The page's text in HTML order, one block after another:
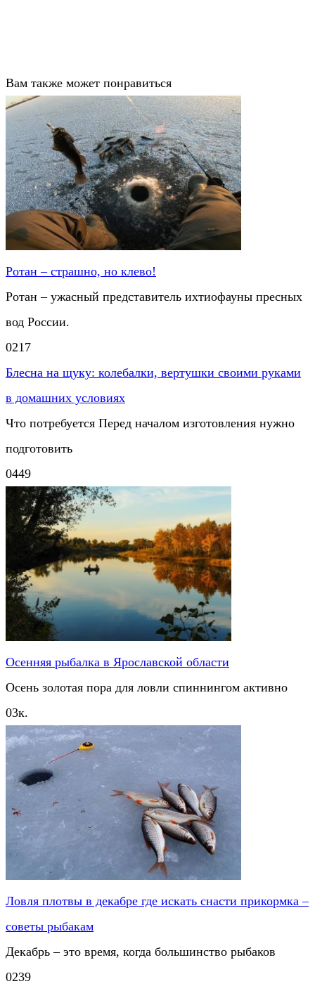
Вам также может понравиться
Ротан – страшно, но клево!
Ротан – ужасный представитель ихтиофауны пресных
вод России.
0217
Блесна на щуку: колебалки, вертушки своими руками
в домашних условиях
Что потребуется Перед началом изготовления нужно
подготовить
0449
Осенняя рыбалка в Ярославской области
Осень золотая пора для ловли спиннингом активно
03к.
Ловля плотвы в декабре где искать снасти прикормка –
советы рыбакам
Декабрь – это время, когда большинство рыбаков
0239